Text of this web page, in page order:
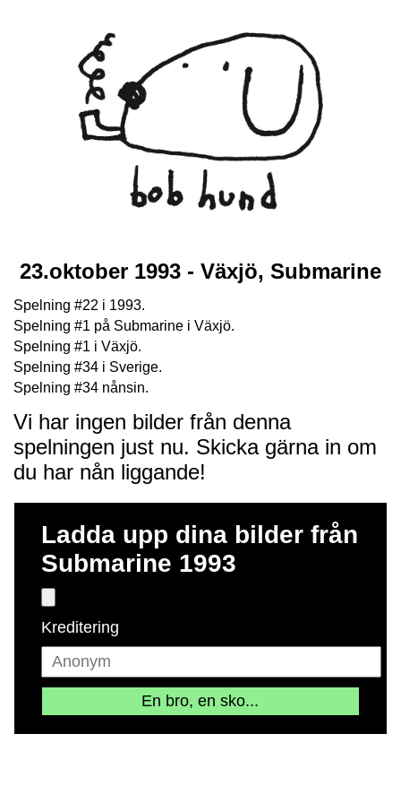
23.oktober 1993 - Växjö, Submarine
Spelning #22 i 1993.
Spelning #1 på Submarine i Växjö.
Spelning #1 i Växjö.
Spelning #34 i Sverige.
Spelning #34 nånsin.
Vi har ingen bilder från denna
spelningen just nu. Skicka gärna in om
du har nån liggande!
Ladda upp dina bilder från
Submarine 1993
Kreditering